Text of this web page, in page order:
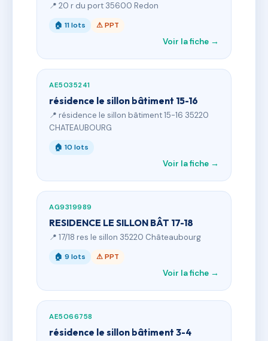
📍 20 r du port 35600 Redon
🏠 11 lots ⚠ PPT
Voir la fiche →
AE5035241
résidence le sillon bâtiment 15-16
📍 résidence le sillon bâtiment 15-16 35220
CHATEAUBOURG
🏠 10 lots
Voir la fiche →
AG9319989
RESIDENCE LE SILLON BÂT 17-18
📍 17/18 res le sillon 35220 Châteaubourg
🏠 9 lots ⚠ PPT
Voir la fiche →
AE5066758
résidence le sillon bâtiment 3-4